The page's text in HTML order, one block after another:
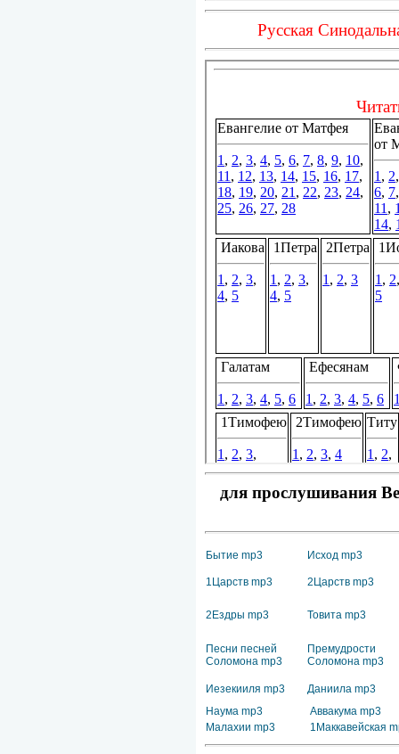
Русская
для прослушивания
Бытие mp3 Исход mp3
1Царств mp3 2Царств mp3
2Ездры mp3 Товита mp3
Песни песней
Соломона mp3
Премудрости
Соломона mp3
Иезекииля mp3
Даниила mp3
Наума mp3
Аввакума mp3
Малахии mp3
1Маккавейская